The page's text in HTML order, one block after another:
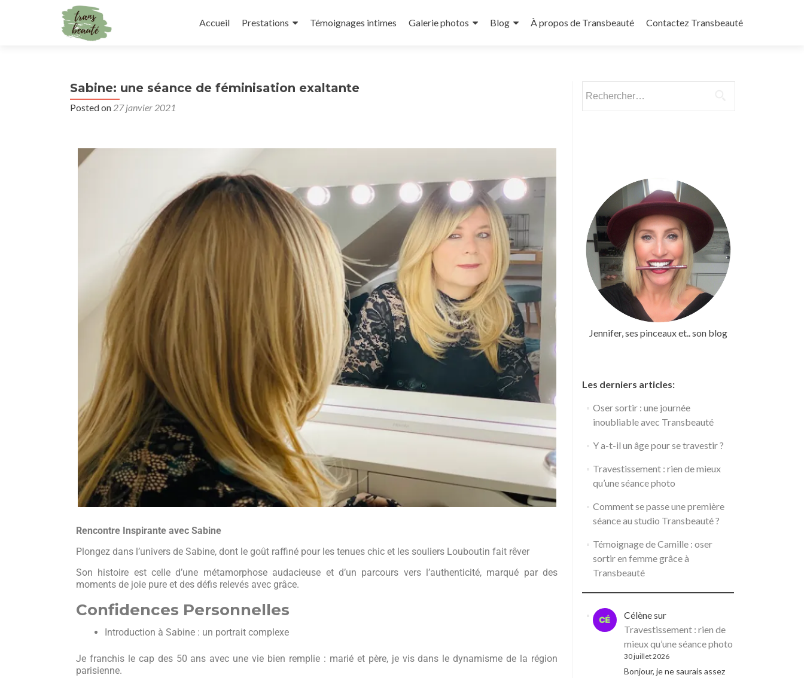
Accueil Prestations Témoignages intimes Galerie photos Blog À propos de Transbeauté Contactez Transbeauté
Sabine: une séance de féminisation exaltante
Posted on 27 janvier 2021
Rencontre Inspirante avec Sabine
Plongez dans l’univers de Sabine, dont le goût raffiné pour les tenues chic et les souliers Louboutin fait rêver
Son histoire est celle d’une métamorphose audacieuse et d’un parcours vers l’authenticité, marqué par des
moments de joie pure et des défis relevés avec grâce.
Confidences Personnelles
Introduction à Sabine : un portrait complexe
Je franchis le cap des 50 ans avec une vie bien remplie : marié et père, je vis dans le dynamisme de la région
parisienne.
Jennifer, ses pinceaux et.. son blog
Les derniers articles:
Oser sortir : une journée
inoubliable avec Transbeauté
Y a-t-il un âge pour se travestir ?
Travestissement : rien de mieux
qu’une séance photo
Comment se passe une première
séance au studio Transbeauté ?
Témoignage de Camille : oser
sortir en femme grâce à
Transbeauté
Célènesur
Travestissement : rien de
mieux qu’une séance photo
30 juillet 2026
Bonjour, je ne saurais assez